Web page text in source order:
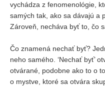
vychádza z fenomenológie,
samých tak, ako sa dávajú a
Zároveň, necháva byť to, čo
Čo znamená nechať byť?
neho samého. ‘Nechať byť’
otvárané, podobne ako to o
o mystve, ktoré sa otvára